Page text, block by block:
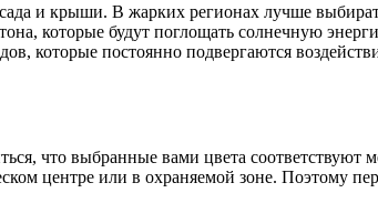
и крыши. В жарких регионах лучше
которые будут поглощать солнечную
которые постоянно подвергаются
что выбранные вами цвета
центре или в охраняемой зоне. Поэтому